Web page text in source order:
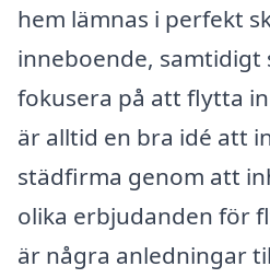
hem lämnas i perfekt
inneboende, samtidigt
fokusera på att flytta
är alltid en bra idé att
städfirma genom att
olika erbjudanden för
är några anledningar